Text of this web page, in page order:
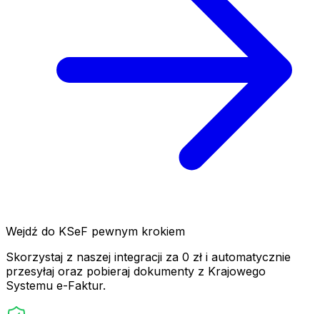
Wejdź do KSeF pewnym krokiem
Skorzystaj z naszej integracji za 0 zł i automatycznie
przesyłaj oraz pobieraj dokumenty z Krajowego
Systemu e-Faktur.